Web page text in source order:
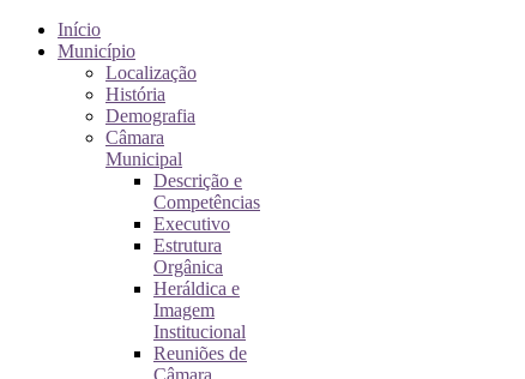
Início
Município
Localização
História
Demografia
Câmara
Municipal
Descrição e
Competências
Executivo
Estrutura
Orgânica
Heráldica e
Imagem
Institucional
Reuniões de
Câmara